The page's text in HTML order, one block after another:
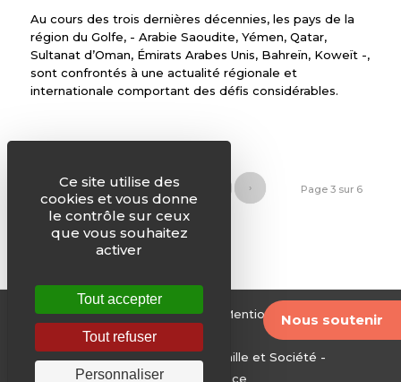
Nous soutenir
Au cours des trois dernières décennies, les pays de la
région du Golfe, - Arabie Saoudite, Yémen, Qatar,
Sultanat d’Oman, Émirats Arabes Unis, Bahreïn, Koweït -,
sont confrontés à une actualité régionale et
internationale comportant des défis considérables.
Page 3 sur 6
1 2 3 4 ›
© Justice & Paix -Plan du site Mentions légales-
Edité par le Service National Famille et Société -
Conférence des évêques de France
Ce site utilise des
cookies et vous donne
le contrôle sur ceux
que vous souhaitez
activer
Tout accepter
Tout refuser
Personnaliser